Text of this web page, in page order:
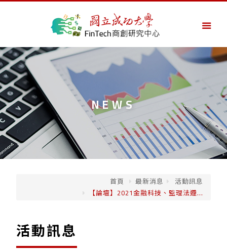
NEWS
首頁 最新消息
活動訊息
【論壇】2021金融科技、監理法遵...
活動訊息